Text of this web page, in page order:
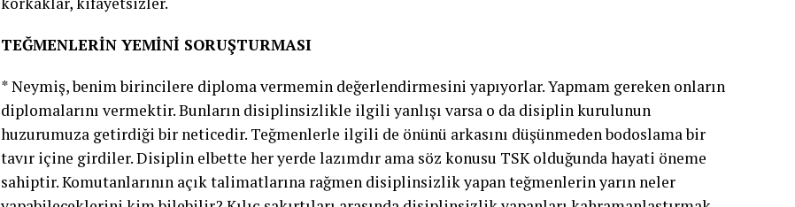
TEĞMENLERİN YEMİNİ SORUŞTURMASI
* Neymiş, benim birincilere diploma vermemin değerlendirmesini yapıyorlar. Yapmam gereken onların
diplomalarını vermektir. Bunların disiplinsizlikle ilgili yanlışı varsa o da disiplin kurulunun
huzurumuza getirdiği bir neticedir. Teğmenlerle ilgili de önünü arkasını düşünmeden bodoslama bir
tavır içine girdiler. Disiplin elbette her yerde lazımdır ama söz konusu TSK olduğunda hayati öneme
sahiptir. Komutanlarının açık talimatlarına rağmen disiplinsizlik yapan teğmenlerin yarın neler